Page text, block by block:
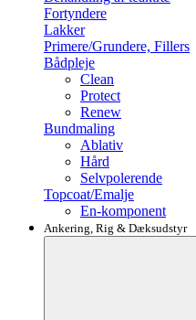
Fortyndere
Lakker
Primere/Grundere, Fillers
Bådpleje
Clean
Protect
Renew
Bundmaling
Ablativ
Hård
Selvpolerende
Topcoat/Emalje
En-komponent
Ankering, Rig & Dæksudstyr